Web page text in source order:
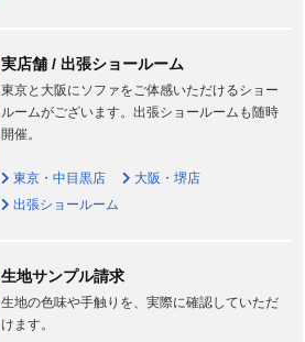
実店舗 / 出張ショールーム
東京と大阪にソファをご体感いただけるショー
ルームがございます。出張ショールームも随時
開催。
東京・中目黒店
大阪・堺店
出張ショールーム
生地サンプル請求
生地の色味や手触りを、実際に確認していただ
けます。